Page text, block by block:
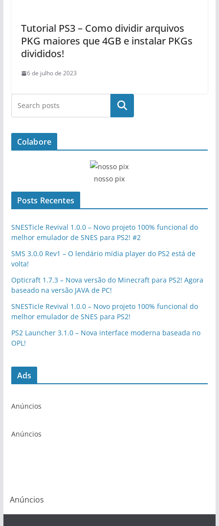
Tutorial PS3 – Como dividir arquivos
PKG maiores que 4GB e instalar PKGs
divididos!
6 de julho de 2023
Pesquisar
Colabore
nosso pix
Posts Recentes
SNESTicle Revival 1.0.0 – Novo projeto 100% funcional do
melhor emulador de SNES para PS2! #2
SMS 3.0.0 Rev1 – O lendário mídia player do PS2 está de
volta!
Opticraft 1.7.3 – Nova versão do Minecraft para PS2! Agora
baseado na versão JAVA de PC!
SNESTicle Revival 1.0.0 – Novo projeto 100% funcional do
melhor emulador de SNES para PS2!
PS2 Launcher 3.1.0 – Nova interface moderna baseada no
OPL!
Ads
Anúncios
Anúncios
Anúncios